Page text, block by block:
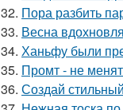
32. Пора разбить
33. Весна
34. Ханьфу были
35. Промт - не
36. Создай